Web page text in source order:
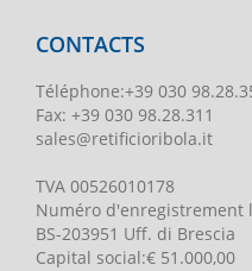
CONTACTS
Téléphone:+39 030
Fax: +39 030 98.28.311
sales@retificioribola.it
TVA 00526010178
Numéro d'enregistrement
BS-203951 Uff. di Brescia
Capital social:€ 51.000,00